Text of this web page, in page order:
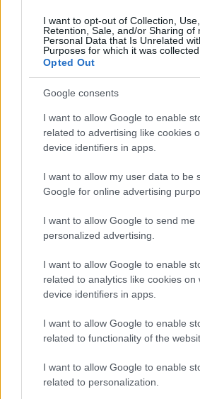
I want to opt-out of Collection, Use,
Retention, Sale, and/or Sharing of
Personal Data that Is Unrelated
Purposes for which it was collected.
Opted Out
Google consents
I want to allow Google to enable
related to advertising like cookies
device identifiers in apps.
I want to allow my user data to be
Google for online advertising
I want to allow Google to send me
personalized advertising.
I want to allow Google to enable
related to analytics like cookies on
device identifiers in apps.
I want to allow Google to enable
related to functionality of the
I want to allow Google to enable
related to personalization.
対面している、左側の後ろから見た
ニメ風画像。.
画像をクリックまたはタップすると
レッドメイン城でクルーシブルナイ
ト.
画像をクリックまたはタップすると